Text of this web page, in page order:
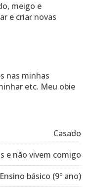
meigo e
e criar novas
nas minhas
etc. Meu obie
Casado
e não vivem comigo
Ensino básico (9º ano)